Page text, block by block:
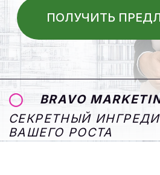
Bravo Marketing Lab Это
Наша Сила